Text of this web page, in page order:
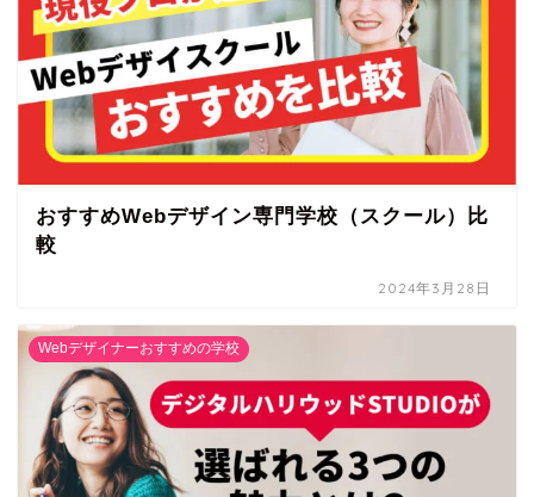
おすすめWebデザイン専門学校（スクール）比
較
2024年3月28日
Webデザイナーおすすめの学校